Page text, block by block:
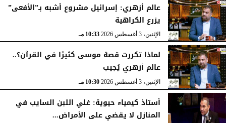
عالم أزهري: إسرائيل مشروع أشبه بـ”الأفعى”
يزرع الكراهية
الإثنين، 3 أغسطس 2026 10:33 مـ
لماذا تكررت قصة موسى كثيرًا في القرآن؟..
عالم أزهري يُجيب
الإثنين، 3 أغسطس 2026 10:30 مـ
أستاذ كيمياء حيوية: غلي اللبن السايب في
المنازل لا يقضي على الأمراض...